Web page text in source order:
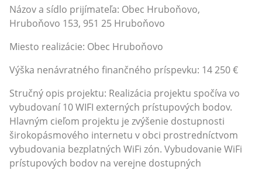
Názov a sídlo prijímateľa: Obec Hruboňovo,
Hruboňovo 153, 951 25 Hruboňovo
Miesto realizácie: Obec Hruboňovo
Výška nenávratného finančného príspevku: 14 250 €
Stručný opis projektu: Realizácia projektu spočíva vo
vybudovaní 10 WIFI externých prístupových bodov.
Hlavným cieľom projektu je zvýšenie dostupnosti
širokopásmového internetu v obci prostredníctvom
vybudovania bezplatných WiFi zón. Vybudovanie WiFi
prístupových bodov na verejne dostupných